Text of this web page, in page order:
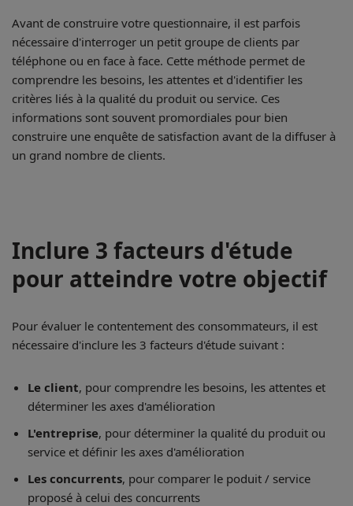
Avant de construire votre questionnaire, il est parfois
nécessaire d'interroger un petit groupe de clients par
téléphone ou en face à face. Cette méthode permet de
comprendre les besoins, les attentes et d'identifier les
critères liés à la qualité du produit ou service. Ces
informations sont souvent promordiales pour bien
construire une enquête de satisfaction avant de la diffuser à
un grand nombre de clients.
Inclure 3 facteurs d'étude
pour atteindre votre objectif
Pour évaluer le contentement des consommateurs, il est
nécessaire d'inclure les 3 facteurs d'étude suivant :
Le client, pour comprendre les besoins, les attentes et
déterminer les axes d'amélioration
L'entreprise, pour déterminer la qualité du produit ou
service et définir les axes d'amélioration
Les concurrents, pour comparer le poduit / service
proposé à celui des concurrents